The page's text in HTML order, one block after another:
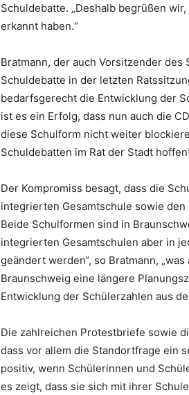
Schuldebatte. „Deshalb begrüßen
erkannt haben.“
Bratmann, der auch Vorsitzender
Schuldebatte in der letzten
bedarfsgerecht die Entwicklung der
ist es ein Erfolg, dass nun auch die
diese Schulform nicht weiter
Schuldebatten im Rat der Stadt
Der Kompromiss besagt, dass die
integrierten Gesamtschule sowie
Beide Schulformen sind in
integrierten Gesamtschulen aber in
geändert werden“, so Bratmann,
Braunschweig eine längere
Entwicklung der Schülerzahlen aus
Die zahlreichen Protestbriefe sowie
dass vor allem die Standortfrage ein
positiv, wenn Schülerinnen und
es zeigt, dass sie sich mit ihrer